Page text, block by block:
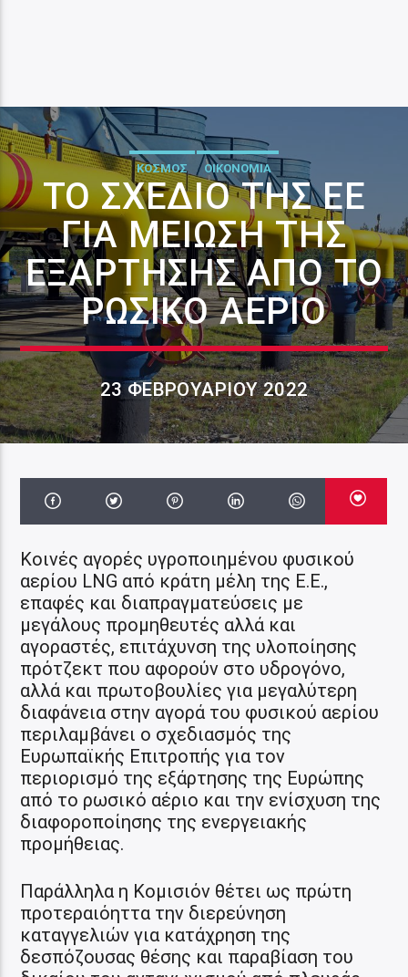
ΚΟΣΜΟΣ ΟΙΚΟΝΟΜΙΑ
ΤΟ ΣΧΈΔΙΟ ΤΗΣ ΕΕ
ΓΙΑ ΜΕΊΩΣΗ ΤΗΣ
ΕΞΆΡΤΗΣΗΣ ΑΠΌ ΤΟ
ΡΩΣΙΚΌ ΑΈΡΙΟ
23 ΦΕΒΡΟΥΑΡΊΟΥ 2022
Κοινές αγορές υγροποιημένου φυσικού
αερίου LNG από κράτη μέλη της Ε.Ε.,
επαφές και διαπραγματεύσεις με
μεγάλους προμηθευτές αλλά και
αγοραστές, επιτάχυνση της υλοποίησης
πρότζεκτ που αφορούν στο υδρογόνο,
αλλά και πρωτοβουλίες για μεγαλύτερη
διαφάνεια στην αγορά του φυσικού αερίου
περιλαμβάνει ο σχεδιασμός της
Ευρωπαϊκής Επιτροπής για τον
περιορισμό της εξάρτησης της Ευρώπης
από το ρωσικό αέριο και την ενίσχυση της
διαφοροποίησης της ενεργειακής
προμήθειας.
Παράλληλα η Κομισιόν θέτει ως πρώτη
προτεραιόηττα την διερεύνηση
καταγγελιών για κατάχρηση της
δεσπόζουσας θέσης και παραβίαση του